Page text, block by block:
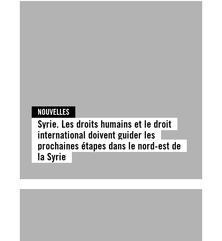
NOUVELLES
Syrie. Les droits humains et le droit
international doivent guider les
prochaines étapes dans le nord-est de
la Syrie